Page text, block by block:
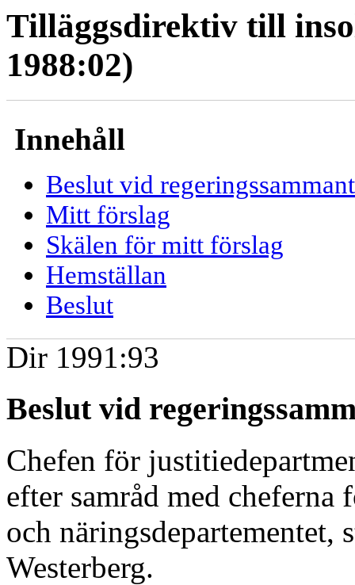
Tilläggsdirektiv till
1988:02)
Innehåll
Beslut vid
Mitt förslag
Skälen för mitt förslag
Hemställan
Beslut
Dir 1991:93
Beslut vid
Chefen för
efter samråd med cheferna
och näringsdepartementet,
Westerberg.